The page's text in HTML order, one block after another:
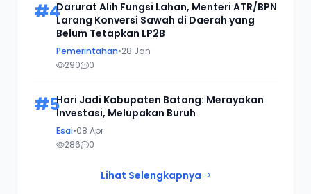
#4Darurat Alih Fungsi Lahan, Menteri ATR/BPN
Larang Konversi Sawah di Daerah yang
Belum Tetapkan LP2B
Pemerintahan•28 Jan
290
0
#5Hari Jadi Kabupaten Batang: Merayakan
Investasi, Melupakan Buruh
Esai•08 Apr
286
0
Lihat Selengkapnya